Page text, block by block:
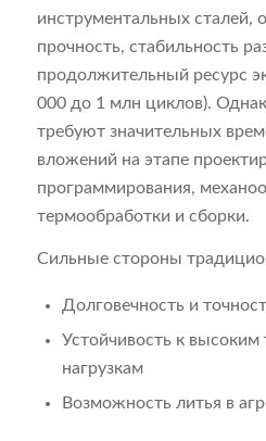
инструментальных сталей,
прочность, стабильность
продолжительный ресурс
000 до 1 млн циклов).
требуют значительных
вложений на этапе
программирования,
термообработки и сборки.
Сильные стороны
Долговечность и
Устойчивость к высоким
нагрузкам
Возможность литья в